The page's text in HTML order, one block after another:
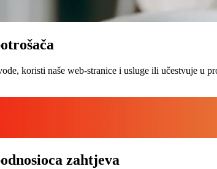
koristi naše web-stranice i usluge ili učestvuje u
zahtjeva